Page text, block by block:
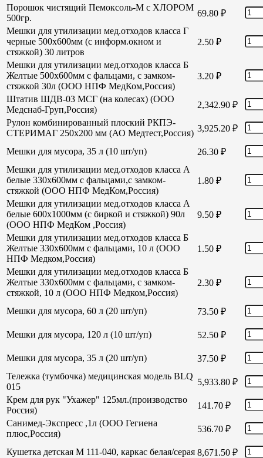
Порошок чистящий Пемоксоль-М с ХЛОРОМ
500гр.
69.80 ₽
Мешки для утилизации мед.отходов класса Г
черные 500х600мм (с информ.окном и
стяжкой) 30 литров
2.50 ₽
Мешки для утилизации мед.отходов класса Б
Желтые 500х600мм с фальцами, с замком-
стяжкой 30л (ООО НПФ МедКом,Россия)
3.20 ₽
Штатив ШДВ-03 МСГ (на колесах) (ООО
Медснаб-Груп,Россия)
2,342.90 ₽
Рулон комбинированный плоский РКПЭ-
СТЕРИМАГ 250х200 мм (АО Медтест,Россия) 3,925.20 ₽
Мешки для мусора, 35 л (10 шт/уп) 26.30 ₽
Мешки для утилизации мед.отходов класса А
белые 330х600мм с фальцами,с замком-
стяжкой (ООО НПФ МедКом,Россия)
1.80 ₽
Мешки для утилизации мед.отходов класса А
белые 600х1000мм (с биркой и стяжкой) 90л
(ООО НПФ МедКом ,Россия)
9.50 ₽
Мешки для утилизации мед.отходов класса Б
Желтые 330х600мм с фальцами, 10 л (ООО
НПФ Медком,Россия)
1.50 ₽
Мешки для утилизации мед.отходов класса Б
Желтые 330х600мм с фальцами, с замком-
стяжкой, 10 л (ООО НПФ Медком,Россия)
2.30 ₽
Мешки для мусора, 60 л (20 шт/уп) 73.50 ₽
Мешки для мусора, 120 л (10 шт/уп) 52.50 ₽
Мешки для мусора, 35 л (20 шт/уп) 37.50 ₽
Тележка (тумбочка) медицинская модель BLQ
015
5,933.80 ₽
Крем для рук "Ухажер" 125мл.(производство
Россия)
141.70 ₽
Санимед-Экспресс ,1л (ООО Гегиена
плюс,Россия)
536.70 ₽
Кушетка детская М 111-040, каркас белая/серая 8,671.50 ₽